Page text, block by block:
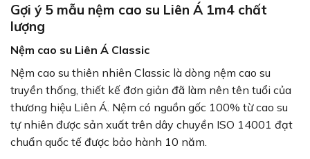
Gợi ý 5 mẫu nệm cao su Liên Á 1m4 chất
lượng
Nệm cao su Liên Á Classic
Nệm cao su thiên nhiên Classic là dòng nệm cao su
truyền thống, thiết kế đơn giản đã làm nên tên tuổi của
thương hiệu Liên Á. Nệm có nguồn gốc 100% từ cao su
tự nhiên được sản xuất trên dây chuyền ISO 14001 đạt
chuẩn quốc tế được bảo hành 10 năm.